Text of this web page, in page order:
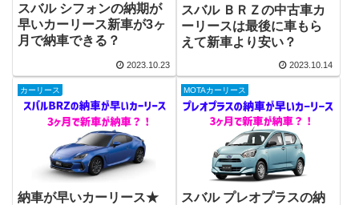
スバル シフォンの納期が
早いカーリース新車が3ヶ
月で納車できる？
2023.10.23
スバル ＢＲＺの中古車カ
ーリースは最後に車もら
えて新車より安い？
2023.10.14
カーリース
納車が早いカーリース★
MOTAカーリース
スバル プレオプラスの納